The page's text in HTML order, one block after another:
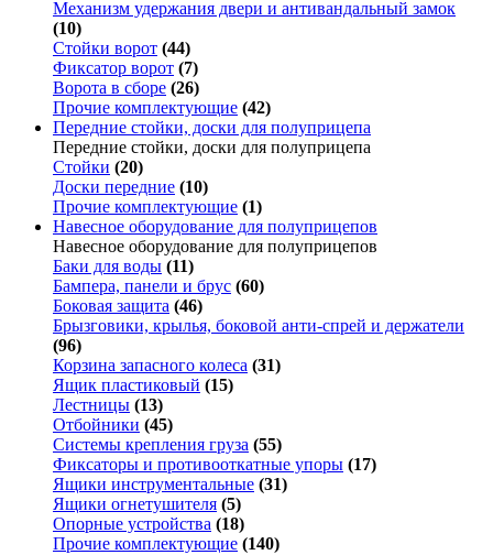
Механизм удержания двери и антивандальный замок
(10)
Стойки ворот (44)
Фиксатор ворот (7)
Ворота в сборе (26)
Прочие комплектующие (42)
Передние стойки, доски для полуприцепа
Передние стойки, доски для полуприцепа
Стойки (20)
Доски передние (10)
Прочие комплектующие (1)
Навесное оборудование для полуприцепов
Навесное оборудование для полуприцепов
Баки для воды (11)
Бампера, панели и брус (60)
Боковая защита (46)
Брызговики, крылья, боковой анти-спрей и держатели
(96)
Корзина запасного колеса (31)
Ящик пластиковый (15)
Лестницы (13)
Отбойники (45)
Системы крепления груза (55)
Фиксаторы и противооткатные упоры (17)
Ящики инструментальные (31)
Ящики огнетушителя (5)
Опорные устройства (18)
Прочие комплектующие (140)